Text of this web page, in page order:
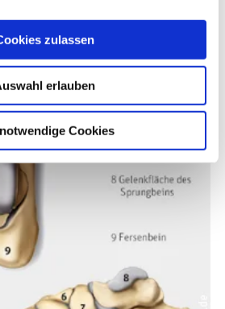
zulassen
erlauben
Cookies